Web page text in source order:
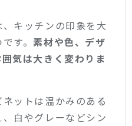
キッチンの印象を大
す。 素材や色、デザ
気は大きく変わりま
ットは温かみのある
白やグレーなどシン